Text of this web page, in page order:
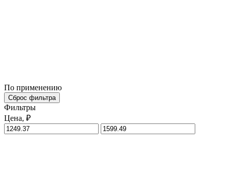
По применению
Сброс фильтра
Фильтры
Цена, ₽